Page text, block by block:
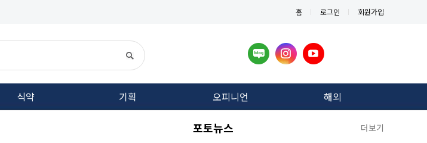
홈 로그인 회원가입
식약 기획 오피니언 해외
포토뉴스 더보기